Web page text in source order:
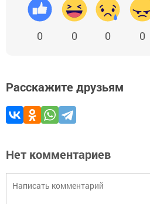
0 0 0 0
Расскажите друзьям
Нет комментариев